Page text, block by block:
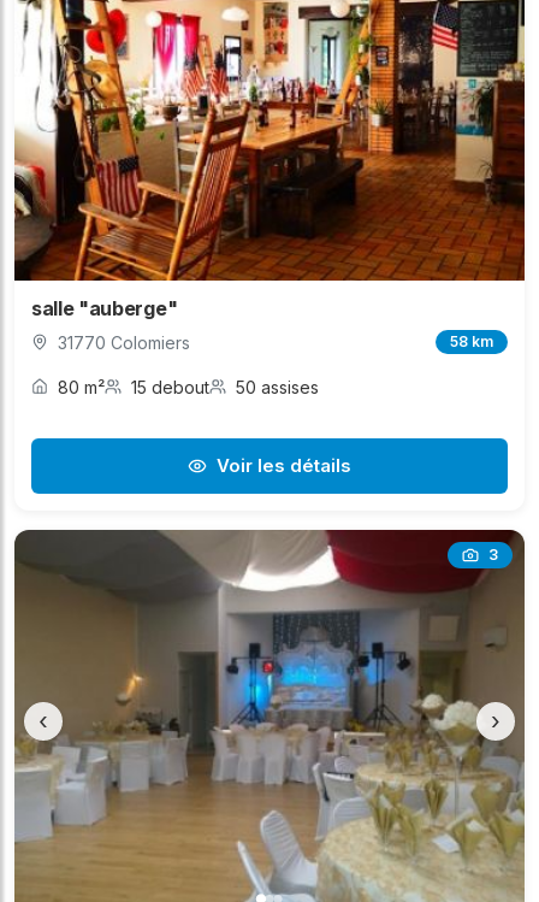
salle "auberge"
31770 Colomiers 58 km
80 m² 15 debout 50 assises
Voir les détails
3
‹ ›